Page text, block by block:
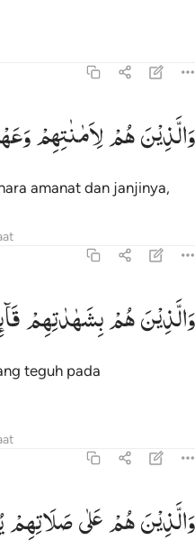
والذين هم لاماناتهم وعهدهم راعون ٣٢
وَٱلَّذِينَ هُمْ لِأَمَـٰنَـٰتِهِمْ وَعَهْدِهِمْ رَٰعُونَ
وَالَّذِیْنَهُمْلِاَمٰنٰتِهِمْ
amanat dan janjinya,
والذين هم بشهاداتهم قايمون ٣٣
وَٱلَّذِينَ هُم بِشَهَـٰدَٰتِهِمْ قَآئِمُونَ ٣٣
وَالَّذِیْنَهُمْبِشَهٰدٰتِهِمْ
teguh pada
والذين هم على صلاتهم يحافظون ٣٤
وَٱلَّذِينَ هُمْ عَلَىٰ صَلَاتِهِمْ يُحَافِظُونَ ٣٤
وَالَّذِیْنَهُمْعَلٰیصَلَاتِهِمْ